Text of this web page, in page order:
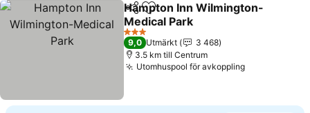
Dela Lägg till i Mina Favoriter
Hampton Inn Wilmington-
Medical Park
Se priser
3 Stjärnor
9,0 Utmärkt
3 468
3.5 km till Centrum
Utomhuspool för avkopplingSe priser